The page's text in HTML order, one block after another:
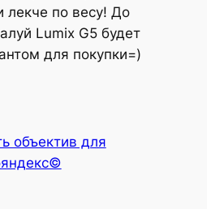
лекче по весу! До
Lumix G5 будет
для покупки=)
объектив для